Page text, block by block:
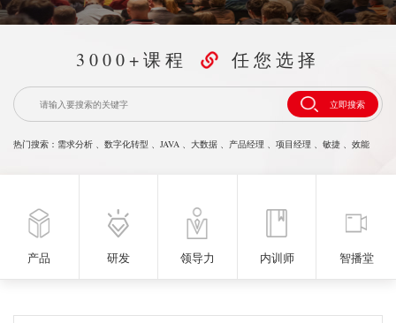
3000+课程 任您选择
立即搜索
热门搜索： 需求分析 、 数字化转型 、 JAVA 、 大数据 、 产品经理 、 项目经理 、 敏捷 、 效能
产品 研发 领导力 内训师 智播堂